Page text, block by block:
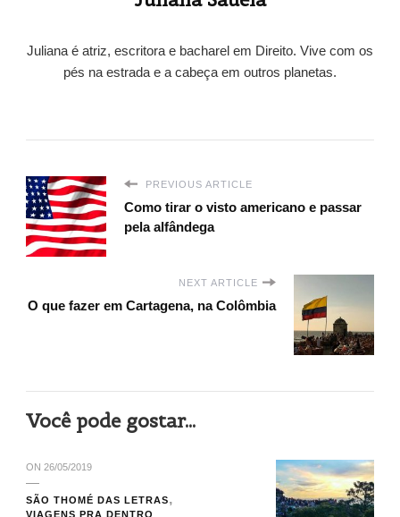
Juliana é atriz, escritora e bacharel em Direito. Vive com os
pés na estrada e a cabeça em outros planetas.
PREVIOUS ARTICLE
Como tirar o visto americano e passar
pela alfândega
NEXT ARTICLE
O que fazer em Cartagena, na Colômbia
Você pode gostar...
ON 26/05/2019
SÃO THOMÉ DAS LETRAS
VIAGENS PRA DENTRO